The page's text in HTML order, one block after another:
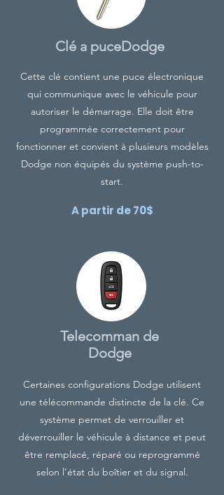
Clé a puceDodge
Cette clé contient une puce électronique
qui communique avec le véhicule pour
autoriser le démarrage. Elle doit être
programmée correctement pour
fonctionner et convient à plusieurs modèles
Dodge non équipés du système push-to-
start.
A partir de 70$
Telecomman de
Dodge
Certaines configurations Dodge utilisent
une télécommande distincte de la clé. Ce
système permet de verrouiller et
déverrouiller le véhicule à distance et peut
être remplacé, réparé ou reprogrammé
selon l’état du boîtier et du signal.